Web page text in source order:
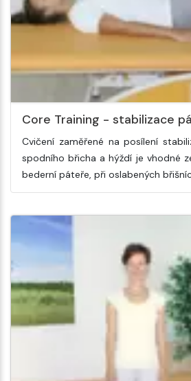
Core Training - stabilizace
Cvičení zaměřené na posílení
spodního břicha a hýždí je vhodné
bederní páteře, při oslabených